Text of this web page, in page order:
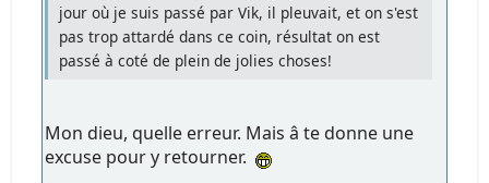
jour où je suis passé par Vik, il pleuvait, et on s'est
pas trop attardé dans ce coin, résultat on est
passé à coté de plein de jolies choses!
Mon dieu, quelle erreur. Mais â te donne une
excuse pour y retourner.